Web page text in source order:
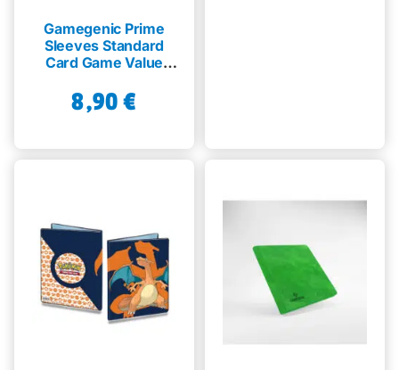
Gamegenic Prime
Sleeves Standard
Card Game Value
8,90€